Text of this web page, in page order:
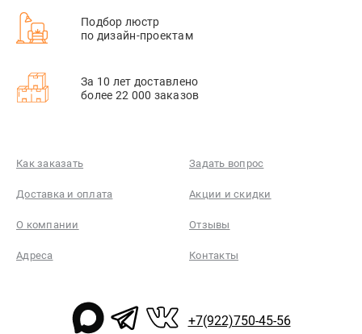
Подбор люстр
по дизайн-проектам
За 10 лет доставлено
более 22 000 заказов
Как заказать Задать вопрос
Доставка и оплата Акции и скидки
О компании Отзывы
Адреса Контакты
+7(922)750-45-56